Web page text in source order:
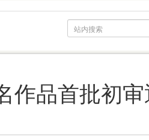
作品首批初